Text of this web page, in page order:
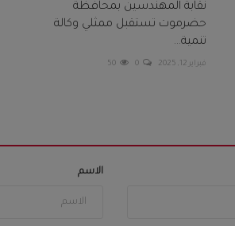
نقابة المهندسين بمحافظة
حضرموت تستقبل ممثلي وكالة
تنمية...
فبراير 12, 2025 0
50
الاسم